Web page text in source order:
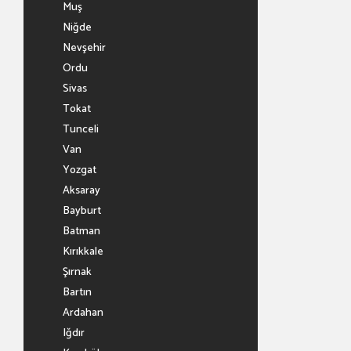
Muş
Niğde
Nevşehir
Ordu
Sivas
Tokat
Tunceli
Van
Yozgat
Aksaray
Bayburt
Batman
Kırıkkale
Şırnak
Bartın
Ardahan
Iğdır